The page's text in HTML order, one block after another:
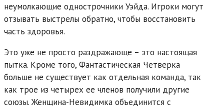
неумолкающие однострочники Уэйда. Игроки могут
отзывать выстрелы обратно, чтобы восстановить
часть здоровья.
Это уже не просто раздражающе – это настоящая
пытка. Кроме того, Фантастическая Четверка
больше не существует как отдельная команда, так
как трое из четырех ее членов получили другие
союзы. Женщина-Невидимка объединится с